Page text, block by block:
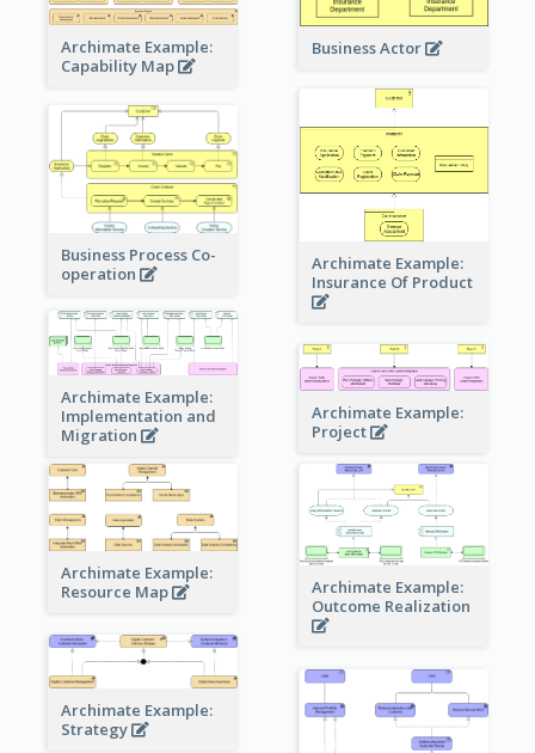
Business Actor
Archimate Example:
Capability Map
Archimate Example:
Insurance Of Product
Business Process Co-
operation
Archimate Example:
Implementation and
Migration
Archimate Example:
Project
Archimate Example:
Resource Map
Archimate Example:
Outcome Realization
Archimate Example:
Strategy